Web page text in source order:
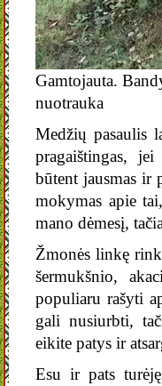
Gamtojauta.
nuotrauka
Medžių pasaulis
pragaištingas,
būtent jausmas ir
mokymas apie
mano dėmesį,
Žmonės linkę
šermukšnio,
populiaru rašyti
gali nusiurbti,
eikite patys ir
Esu ir pats